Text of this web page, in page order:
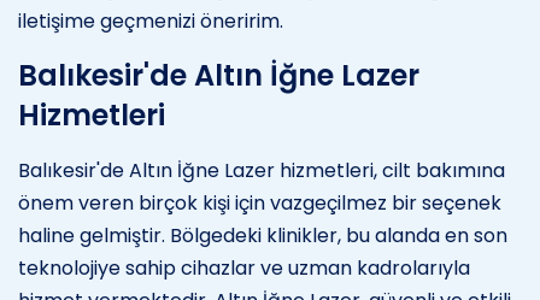
iletişime geçmenizi öneririm.
Balıkesir'de Altın İğne Lazer
Hizmetleri
Balıkesir'de Altın İğne Lazer hizmetleri, cilt bakımına
önem veren birçok kişi için vazgeçilmez bir seçenek
haline gelmiştir. Bölgedeki klinikler, bu alanda en son
teknolojiye sahip cihazlar ve uzman kadrolarıyla